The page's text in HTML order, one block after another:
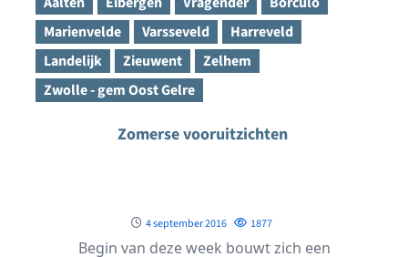
Marienvelde
Varsseveld
Harreveld
Landelijk
Zieuwent
Zelhem
Zwolle - gem Oost Gelre
Zomerse vooruitzichten
4 september 2016 1877
Begin van deze week bouwt zich een